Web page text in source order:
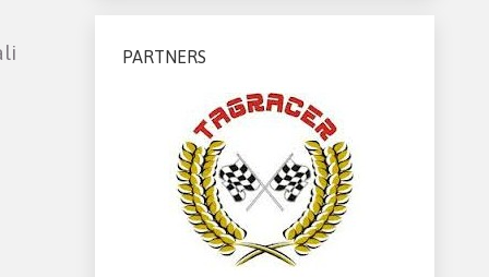
PARTNERS